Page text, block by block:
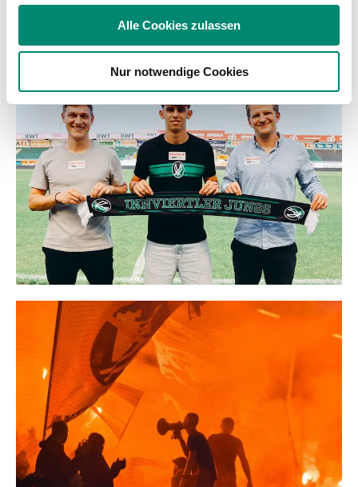
Partner führen diese Informationen möglicherweise mit
weiteren Daten zusammen, die Sie ihnen bereitgestellt
haben oder die sie im Rahmen Ihrer Nutzung der Dienste
gesammelt haben.
Weitere Details, insbesondere zu Speicherdauer und
Empfänger entnehmen Sie unserer
Datenschutzerklärung.
Alle Cookies zulassen
Nur notwendige Cookies
WEITERE NEWS